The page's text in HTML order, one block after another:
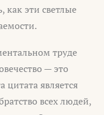
как эти светлые
труде
— это
цитата является
всех людей,